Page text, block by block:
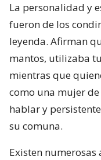
La personalidad y
fueron de los
leyenda. Afirman
mantos, utilizaba
mientras que
como una mujer
hablar y
su comuna.
Existen numerosas